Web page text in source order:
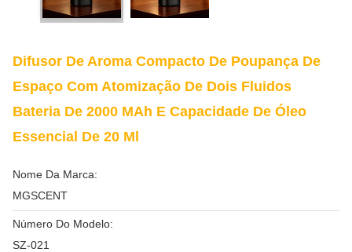
Difusor De Aroma Compacto De Poupança De
Espaço Com Atomização De Dois Fluidos
Bateria De 2000 MAh E Capacidade De Óleo
Essencial De 20 Ml
Nome Da Marca:
MGSCENT
Número Do Modelo:
SZ-021